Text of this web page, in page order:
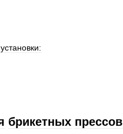
установки:
брикетных прессов